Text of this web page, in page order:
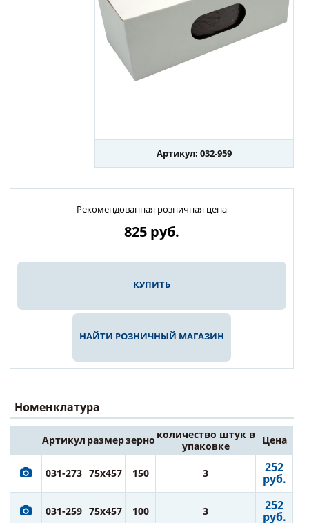
Артикул: 032-959
Рекомендованная розничная цена
825 руб.
КУПИТЬ
НАЙТИ РОЗНИЧНЫЙ МАГАЗИН
Номенклатура
Артикул размерзерно количество штук в
упаковке
Цена
031-273 75x457 150 3 252
руб.
031-259 75x457 100 3 252
руб.